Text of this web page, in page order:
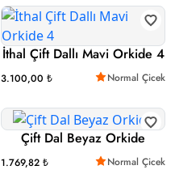
İthal Çift Dallı Mavi Orkide 4
3.100,00 ₺ Normal Çicek
Çift Dal Beyaz Orkide
1.769,82 ₺ Normal Çicek